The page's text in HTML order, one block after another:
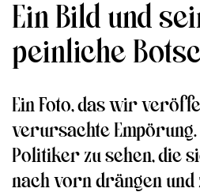
Ein Bild und
peinliche
Ein Foto, das wir
verursachte Empörung.
Politiker zu sehen, die
nach vorn drängen und